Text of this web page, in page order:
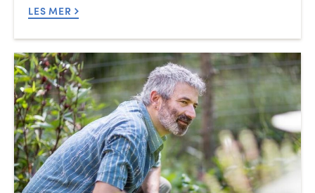
LES MER